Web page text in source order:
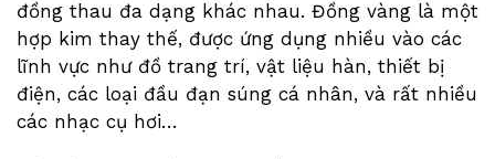
đồng thau đa dạng khác nhau. Đồng vàng là một
hợp kim thay thế, được ứng dụng nhiều vào các
lĩnh vực như đồ trang trí, vật liệu hàn, thiết bị
điện, các loại đầu đạn súng cá nhân, và rất nhiều
các nhạc cụ hơi…